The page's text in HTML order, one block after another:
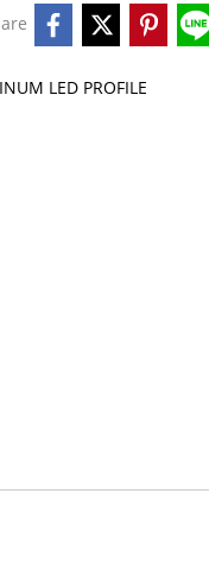
LED PROFILE